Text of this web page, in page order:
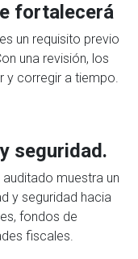
fortalecerá
un requisito previo
una revisión, los
y corregir a tiempo.
seguridad.
muestra un
y seguridad hacia
fondos de
fiscales.